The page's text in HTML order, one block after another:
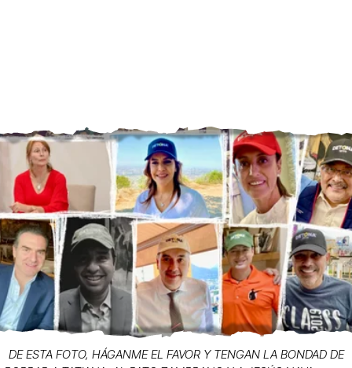
DE ESTA FOTO, HÁGANME EL FAVOR Y TENGAN LA BONDAD DE